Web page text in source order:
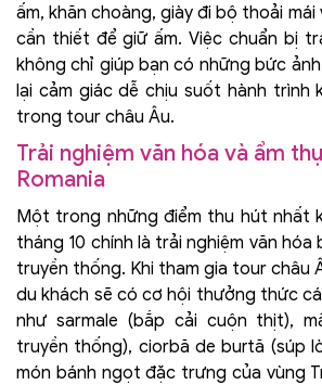
ấm, khăn choàng, giày đi bộ thoải mái
cần thiết để giữ ấm. Việc chuẩn bị
không chỉ giúp bạn có những bức
lại cảm giác dễ chịu suốt hành trình
trong tour châu Âu.
Trải nghiệm văn hóa và ẩm
Romania
Một trong những điểm thu hút nhất
tháng 10 chính là trải nghiệm văn hóa
truyền thống. Khi tham gia tour châu
du khách sẽ có cơ hội thưởng thức
như sarmale (bắp cải cuộn thịt),
truyền thống), ciorbă de burtă (súp
món bánh ngọt đặc trưng của vùng